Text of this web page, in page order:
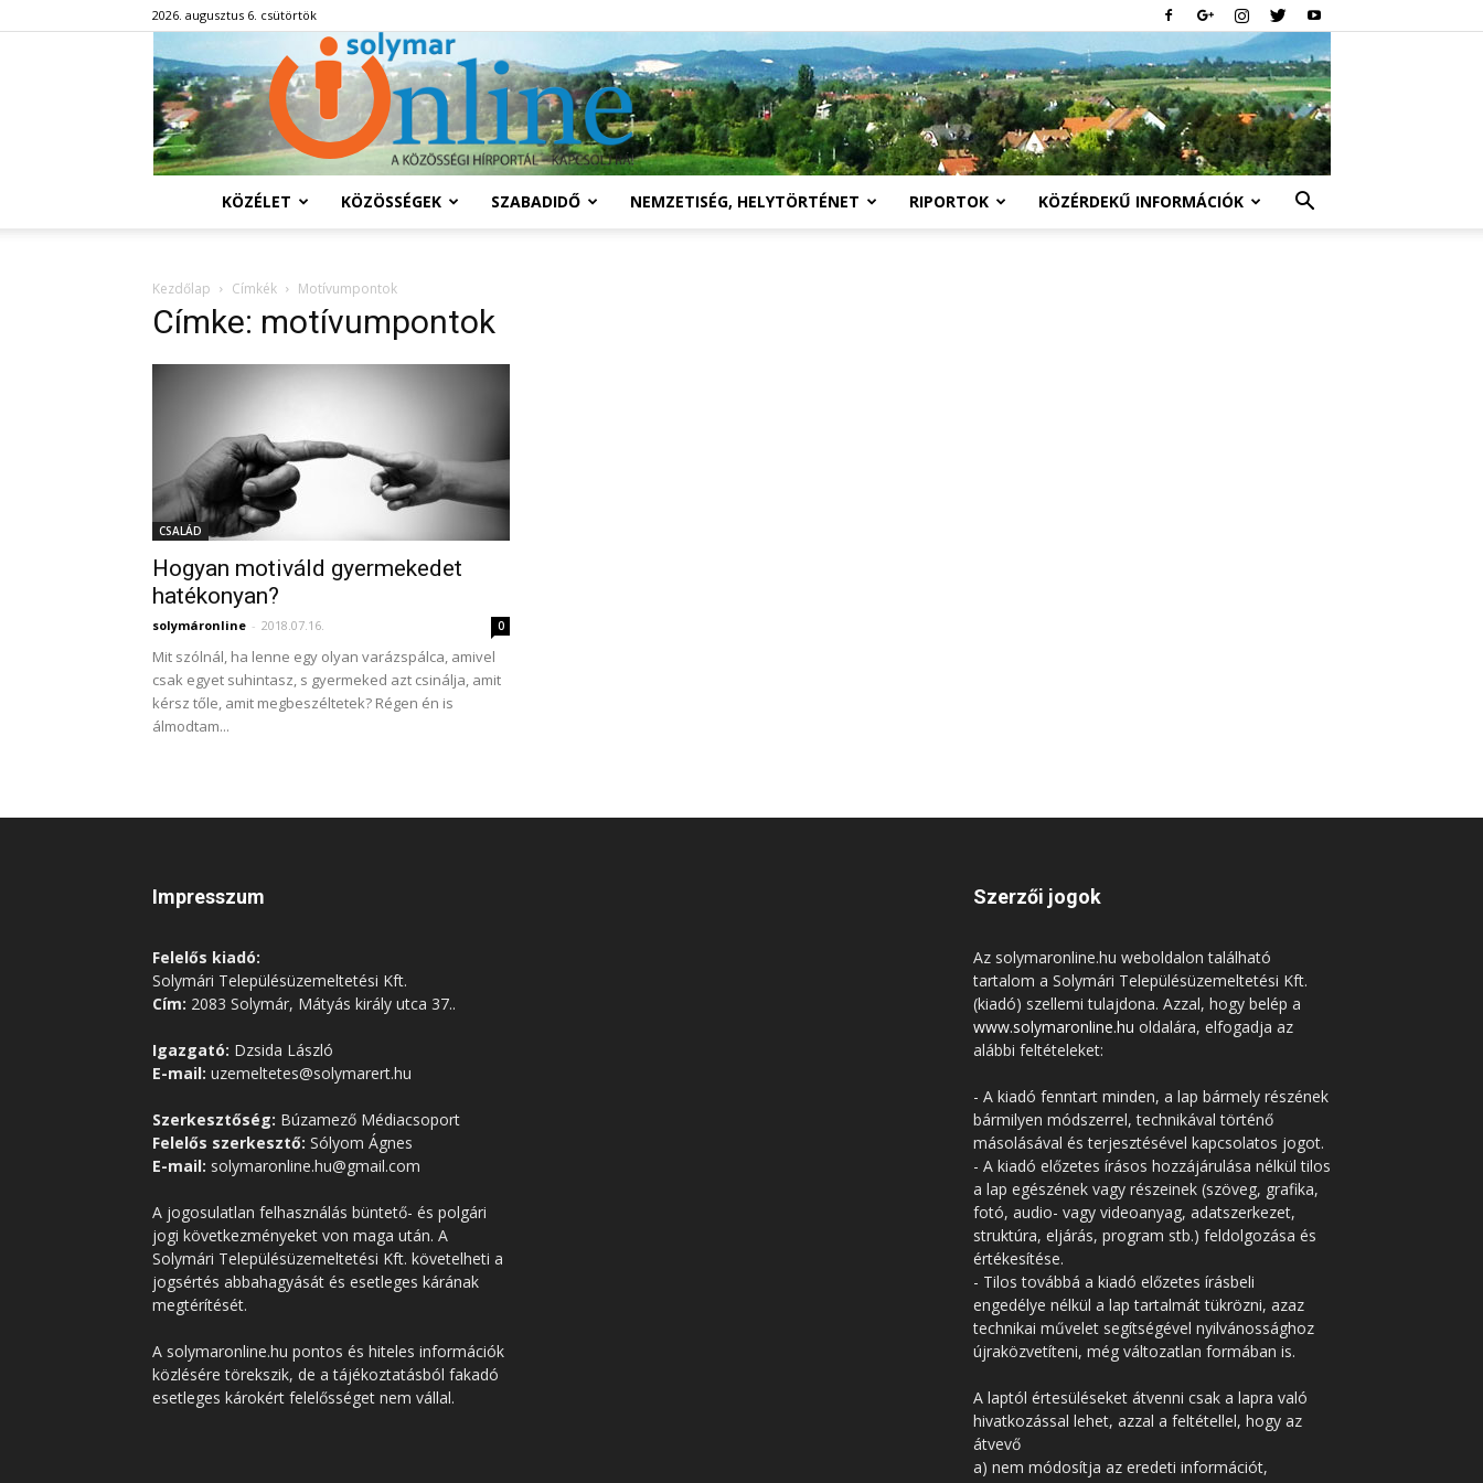
2026. augusztus 6. csütörtök
Solymár
KÖZÉLET KÖZÖSSÉGEK SZABADIDŐ NEMZETISÉG, HELYTÖRTÉNET RIPORTOK KÖZÉRDEKŰ INFORMÁCIÓK
Kezdőlap Címkék Motívumpontok
Címke: motívumpontok
CSALÁD
Hogyan motiváld gyermekedet
hatékonyan?
solymáronline - 2018.07.16. 0
Mit szólnál, ha lenne egy olyan varázspálca, amivel
csak egyet suhintasz, s gyermeked azt csinálja, amit
kérsz tőle, amit megbeszéltetek? Régen én is
álmodtam...
Impresszum
Felelős kiadó:
Solymári Településüzemeltetési Kft.
Cím: 2083 Solymár, Mátyás király utca 37..
Igazgató: Dzsida László
E-mail: uzemeltetes@solymarert.hu
Szerkesztőség: Búzamező Médiacsoport
Felelős szerkesztő: Sólyom Ágnes
E-mail: solymaronline.hu@gmail.com
A jogosulatlan felhasználás büntető- és polgári
jogi következményeket von maga után. A
Solymári Településüzemeltetési Kft. követelheti a
jogsértés abbahagyását és esetleges kárának
megtérítését.
A solymaronline.hu pontos és hiteles információk
közlésére törekszik, de a tájékoztatásból fakadó
esetleges károkért felelősséget nem vállal.
Szerzői jogok
Az solymaronline.hu weboldalon található
tartalom a Solymári Településüzemeltetési Kft.
(kiadó) szellemi tulajdona. Azzal, hogy belép a
www.solymaronline.hu oldalára, elfogadja az
alábbi feltételeket:
- A kiadó fenntart minden, a lap bármely részének
bármilyen módszerrel, technikával történő
másolásával és terjesztésével kapcsolatos jogot.
- A kiadó előzetes írásos hozzájárulása nélkül tilos
a lap egészének vagy részeinek (szöveg, grafika,
fotó, audio- vagy videoanyag, adatszerkezet,
struktúra, eljárás, program stb.) feldolgozása és
értékesítése.
- Tilos továbbá a kiadó előzetes írásbeli
engedélye nélkül a lap tartalmát tükrözni, azaz
technikai művelet segítségével nyilvánossághoz
újraközvetíteni, még változatlan formában is.
A laptól értesüléseket átvenni csak a lapra való
hivatkozással lehet, azzal a feltétellel, hogy az
átvevő
a) nem módosítja az eredeti információt,